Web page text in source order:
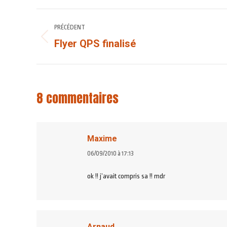
NAVIGATION
ARTICLE
PRÉCÉDENT
Article
Flyer QPS finalisé
8 commentaires
Maxime
dit
06/09/2010 à 17:13
ok !! j’avait compris sa !! mdr